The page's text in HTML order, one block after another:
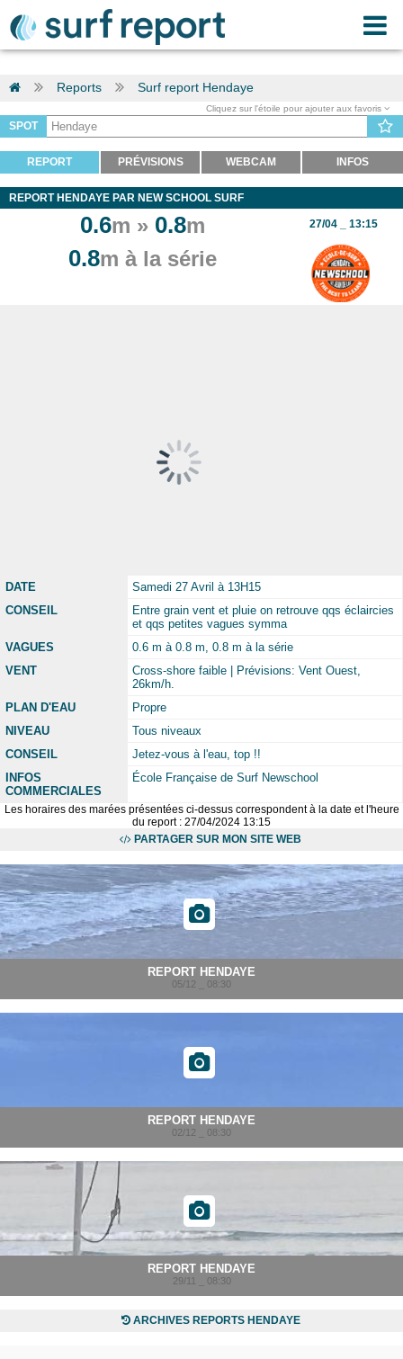
Reports Surf report Hendaye
Cliquez sur l'étoile pour ajouter aux favoris
SPOT
REPORT PRÉVISIONS WEBCAM INFOS
REPORT HENDAYE PAR NEW SCHOOL SURF
0.6m » 0.8m
0.8m à la série
27/04 _ 13:15
DATE
Samedi 27 Avril à 13H15
CONSEIL
Entre grain vent et pluie on retrouve qqs éclaircies
et qqs petites vagues symma
VAGUES
0.6 m à 0.8 m, 0.8 m à la série
VENT
Cross-shore faible | Prévisions: Vent Ouest,
26km/h.
PLAN D'EAU
Propre
NIVEAU
Tous niveaux
CONSEIL
Jetez-vous à l'eau, top !!
INFOS
COMMERCIALES
École Française de Surf Newschool
Les horaires des marées présentées ci-dessus correspondent à la date et l'heure
du report : 27/04/2024 13:15
PARTAGER SUR MON SITE WEB
REPORT HENDAYE
05/12 _ 08:30
REPORT HENDAYE
02/12 _ 08:30
REPORT HENDAYE
29/11 _ 08:30
ARCHIVES REPORTS HENDAYE